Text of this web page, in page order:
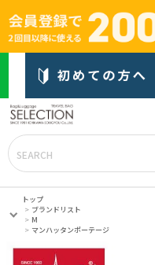
トップ
ブランドリスト
M
マンハッタンポーテージ